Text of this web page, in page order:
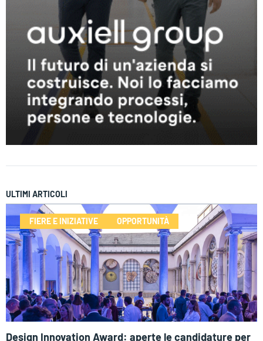
ULTIMI ARTICOLI
FIERE E INIZIATIVE OPPORTUNITÀ
Design Innovation Award: aperte le candidature per